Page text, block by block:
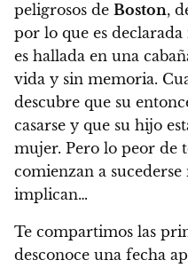
peligrosos de Boston,
por lo que es declarada
es hallada en una
vida y sin memoria.
descubre que su
casarse y que su hijo
mujer. Pero lo peor de
comienzan a sucederse
implican…
Te compartimos las
desconoce una fecha